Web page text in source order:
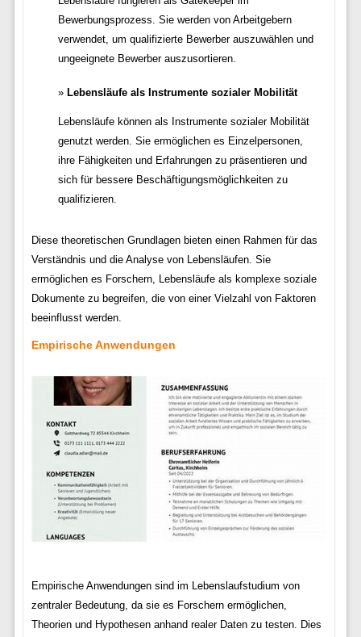
Bewerbungsprozess. Sie werden von Arbeitgebern
verwendet, um qualifizierte Bewerber auszuwählen und
ungeeignete Bewerber auszusortieren.
Lebensläufe als Instrumente sozialer Mobilität
Lebensläufe können als Instrumente sozialer Mobilität
genutzt werden. Sie ermöglichen es Einzelpersonen,
ihre Fähigkeiten und Erfahrungen zu präsentieren und
sich für bessere Beschäftigungsmöglichkeiten zu
qualifizieren.
Diese theoretischen Grundlagen bieten einen Rahmen für das
Verständnis und die Analyse von Lebensläufen. Sie
ermöglichen es Forschern, Lebensläufe als komplexe soziale
Dokumente zu begreifen, die von einer Vielzahl von Faktoren
beeinflusst werden.
Empirische Anwendungen
Empirische Anwendungen sind im Lebenslaufstudium von
zentraler Bedeutung, da sie es Forschern ermöglichen,
Theorien und Hypothesen anhand realer Daten zu testen. Dies